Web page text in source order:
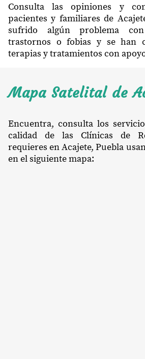
Consulta las opiniones y
pacientes y familiares de
sufrido algún problema
trastornos o fobias y se han
terapias y tratamientos con
Mapa Satelital de
Encuentra, consulta los
calidad de las Clínicas de
requieres en Acajete, Puebla
en el siguiente mapa: